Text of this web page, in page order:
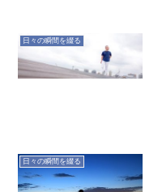
日々の瞬間を綴る
日々の瞬間を綴る